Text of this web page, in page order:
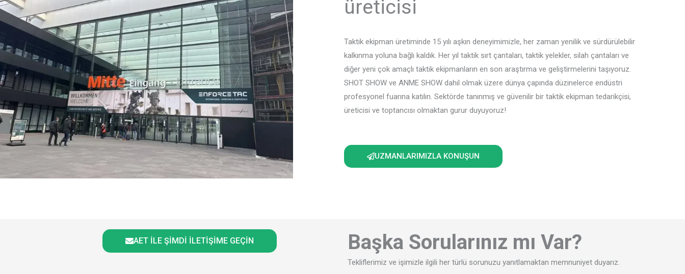
üreticisi
Taktik ekipman üretiminde 15 yılı aşkın deneyimimizle, her zaman yenilik ve sürdürülebilir
kalkınma yoluna bağlı kaldık. Her yıl taktik sırt çantaları, taktik yelekler, silah çantaları ve
diğer yeni çok amaçlı taktik ekipmanların en son araştırma ve geliştirmelerini taşıyoruz.
SHOT SHOW ve ANME SHOW dahil olmak üzere dünya çapında düzinelerce endüstri
profesyonel fuarına katılın. Sektörde tanınmış ve güvenilir bir taktik ekipman tedarikçisi,
üreticisi ve toptancısı olmaktan gurur duyuyoruz!
UZMANLARIMIZLA KONUŞUN
AET ILE ŞIMDI İLETIŞIME GEÇIN Başka Sorularınız mı Var?
Tekliflerimiz ve işimizle ilgili her türlü sorunuzu yanıtlamaktan memnuniyet duyarız.